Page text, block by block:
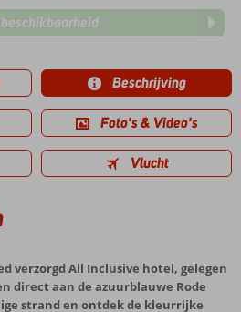
Beschrijving
Foto's & Video's
Vlucht
verzorgd All Inclusive hotel, gelegen
direct aan de azuurblauwe Rode
strand en ontdek de kleurrijke